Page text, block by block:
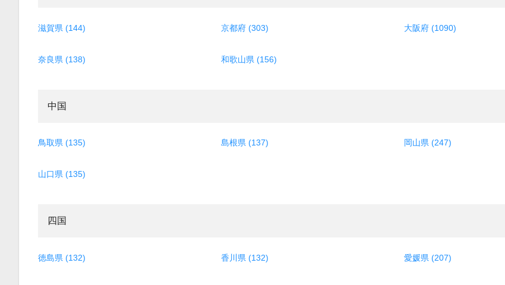
滋賀県 (144) 京都府 (303) 大阪府 (1090)
奈良県 (138) 和歌山県 (156)
中国
鳥取県 (135) 島根県 (137) 岡山県 (247)
山口県 (135)
四国
徳島県 (132) 香川県 (132) 愛媛県 (207)